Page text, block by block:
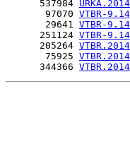
      537984
       97070
VTBR-
       29641
VTBR-
      251124
VTBR-
      205264
       75925
      344366